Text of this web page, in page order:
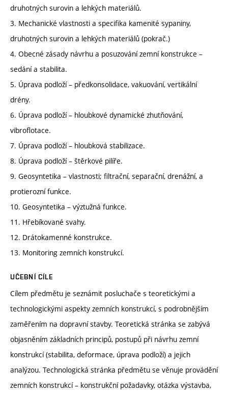
druhotných surovin a lehkých materiálů.
3. Mechanické vlastnosti a specifika kamenité sypaniny,
druhotných surovin a lehkých materiálů (pokrač.)
4. Obecné zásady návrhu a posuzování zemní konstrukce –
sedání a stabilita.
5. Úprava podloží – předkonsolidace, vakuování, vertikální
drény.
6. Úprava podloží – hloubkové dynamické zhutňování,
vibroflotace.
7. Úprava podloží – hloubková stabilizace.
8. Úprava podloží – štěrkové pilíře.
9. Geosyntetika – vlastnosti; filtrační, separační, drenážní, a
protierozní funkce.
10. Geosyntetika – výztužná funkce.
11. Hřebíkované svahy.
12. Drátokamenné konstrukce.
13. Monitoring zemních konstrukcí.
UČEBNÍ CÍLE
Cílem předmětu je seznámit posluchače s teoretickými a
technologickými aspekty zemních konstrukcí, s podrobnějším
zaměřením na dopravní stavby. Teoretická stránka se zabývá
objasněním základních principů, postupů při návrhu zemní
konstrukcí (stabilita, deformace, úprava podloží) a jejich
analýzou. Technologická stránka předmětu se věnuje provádění
zemních konstrukcí – konstrukční požadavky, otázka výstavba,